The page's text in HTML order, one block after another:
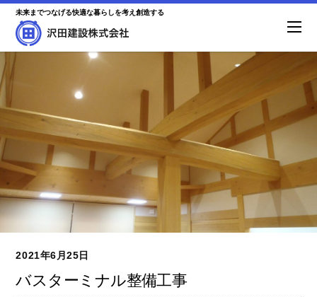
未来までつなげる快適な暮らしを考え創造する
2021年6月25日
バスターミナル整備工事